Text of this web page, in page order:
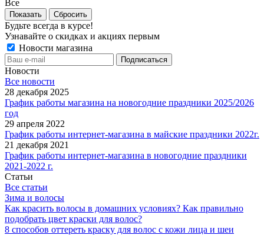
Все
Сбросить
Будьте всегда в курсе!
Узнавайте о скидках и акциях первым
Новости магазина
Новости
Все новости
28 декабря 2025
График работы магазина на новогодние праздники 2025/2026
год
29 апреля 2022
График работы интернет-магазина в майские праздники 2022г.
21 декабря 2021
График работы интернет-магазина в новогодние праздники
2021-2022 г.
Статьи
Все статьи
Зима и волосы
Как красить волосы в домашних условиях? Как правильно
подобрать цвет краски для волос?
8 способов оттереть краску для волос с кожи лица и шеи